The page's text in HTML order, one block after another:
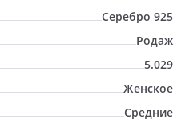
Серебро 925
Родаж
5.029
Женское
Средние